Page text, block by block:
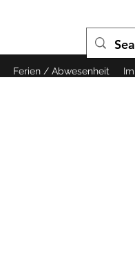
Ferien / Abwesenheit